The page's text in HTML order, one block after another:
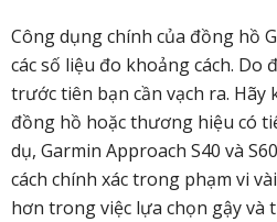
Công dụng chính của đồng hồ
các số liệu đo khoảng cách. Do
trước tiên bạn cần vạch ra.
đồng hồ hoặc thương hiệu có
dụ, Garmin Approach S40 và
cách chính xác trong phạm vi
hơn trong việc lựa chọn gậy và